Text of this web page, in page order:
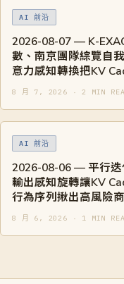
AI 前沿
2026-08-07 — K-
數、南京團隊綜覽自
意力感知轉換把KV
8 月 7, 2026 · 2 MIN
AI 前沿
2026-08-06 — 平行迭
輸出感知旋轉讓KV
行為序列揪出高風險
8 月 6, 2026 · 1 MIN